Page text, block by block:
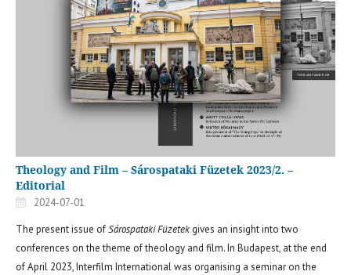
Theology and Film – Sárospataki Füzetek 2023/2. –
Editorial
2024-07-01
The present issue ofSárospataki Füzetekgives an insight into two
conferences on the theme of theology and film. In Budapest, at the end
of April 2023, Interfilm International was organising a seminar on the